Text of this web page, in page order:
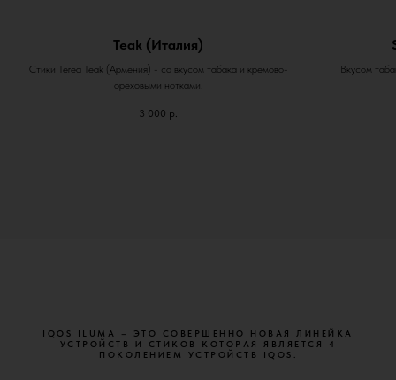
Teak (Италия)
Стики Terea Teak (Армения) - со вкусом табака и кремово-
ореховыми нотками.
3 000 р.
Вкусом
IQOS ILUMA – ЭТО СОВЕРШЕННО НОВАЯ ЛИНЕЙКА
УСТРОЙСТВ И СТИКОВ КОТОРАЯ ЯВЛЯЕТСЯ 4
ПОКОЛЕНИЕМ УСТРОЙСТВ IQOS.